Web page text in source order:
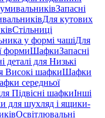
Запасні
Для кутових
Стільниці
у формі чашіДля
формиШафкиЗапасні
деталі для Низькі
Високі шафкиШафки
середньої
Підвісні шафкиІнші
для шухляд і ящики-
Освітлювальні